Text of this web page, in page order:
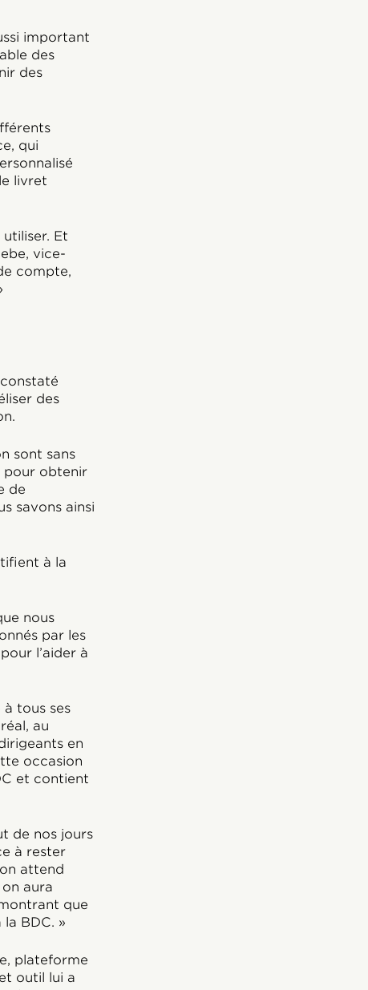
important
des
des
qui
livret
Et
vice-
compte,
des
sont sans
pour obtenir
de
savons ainsi
à la
nous
par les
l’aider à
tous ses
au
en
occasion
et contient
de nos jours
à rester
attend
aura
que
BDC. »
plateforme
outil lui a